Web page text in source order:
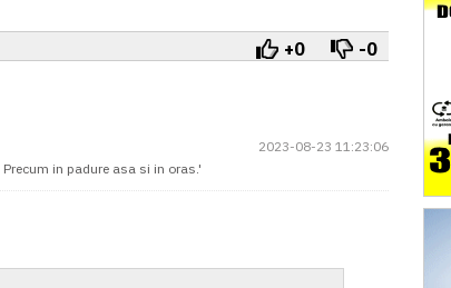
+0 -0
2023-08-23 11:23:06
in padure asa si in oras.'